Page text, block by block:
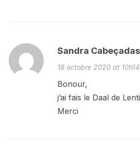
Sandra Cabeçadas
18 octobre 2020 at 10h14
Bonour,
j’ai fais le Daal de
Merci